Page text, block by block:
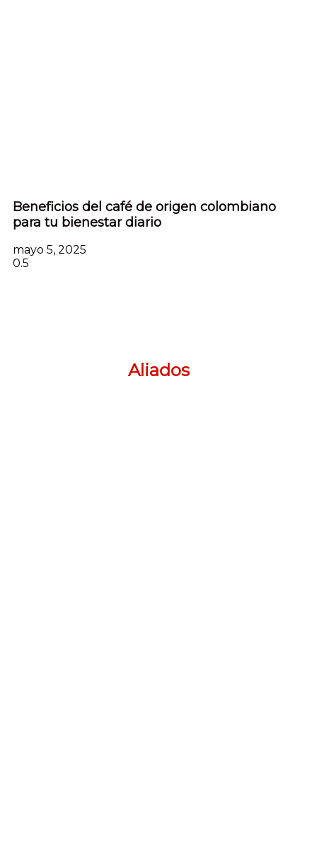
Beneficios del café de origen colombiano
para tu bienestar diario
mayo 5, 2025
Aliados